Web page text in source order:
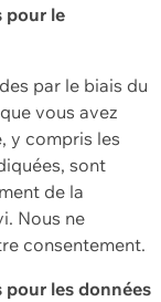
pour le
par le biais du
vous avez
y compris les
sont
de la
Nous ne
consentement.
les données